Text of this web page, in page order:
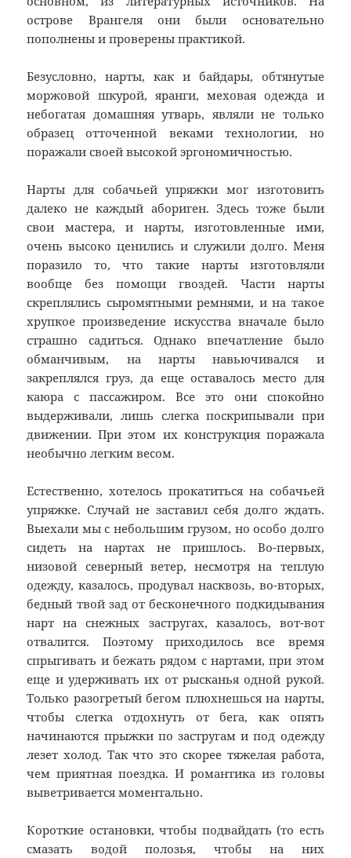
острове Врангеля они были основательно
пополнены и проверены практикой.
Безусловно, нарты, как и байдары, обтянутые
моржовой шкурой, яранги, меховая одежда и
небогатая домашняя утварь, являли не только
образец отточенной веками технологии, но
поражали своей высокой эргономичностью.
Нарты для собачьей упряжки мог изготовить
далеко не каждый абориген. Здесь тоже были
свои мастера, и нарты, изготовленные ими,
очень высоко ценились и служили долго. Меня
поразило то, что такие нарты изготовляли
вообще без помощи гвоздей. Части нарты
скреплялись сыромятными ремнями, и на такое
хрупкое произведение искусства вначале было
страшно садиться. Однако впечатление было
обманчивым, на нарты навьючивался и
закреплялся груз, да еще оставалось место для
каюра с пассажиром. Все это они спокойно
выдерживали, лишь слегка поскрипывали при
движении. При этом их конструкция поражала
необычно легким весом.
Естественно, хотелось прокатиться на собачьей
упряжке. Случай не заставил себя долго ждать.
Выехали мы с небольшим грузом, но особо долго
сидеть на нартах не пришлось. Во-первых,
низовой северный ветер, несмотря на теплую
одежду, казалось, продувал насквозь, во-вторых,
бедный твой зад от бесконечного подкидывания
нарт на снежных застругах, казалось, вот-вот
отвалится. Поэтому приходилось все время
спрыгивать и бежать рядом с нартами, при этом
еще и удерживать их от рысканья одной рукой.
Только разогретый бегом плюхнешься на нарты,
чтобы слегка отдохнуть от бега, как опять
начинаются прыжки по застругам и под одежду
лезет холод. Так что это скорее тяжелая работа,
чем приятная поездка. И романтика из головы
выветривается моментально.
Короткие остановки, чтобы подвайдать (то есть
смазать водой полозья, чтобы на них